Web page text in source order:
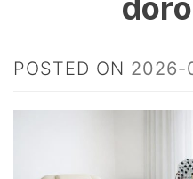
POSTED ON 2026-